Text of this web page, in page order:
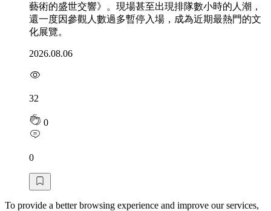
藝術的盛世交響》。現場甚至出現排隊數小時的人潮，
還一度因參觀人數過多暫停入場，成為近期最熱門的文
化展覽。
2026.08.06
32
0
0
To provide a better browsing experience and improve our services,